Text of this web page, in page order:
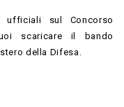
ufficiali sul Concorso
scaricare il bando
della Difesa.